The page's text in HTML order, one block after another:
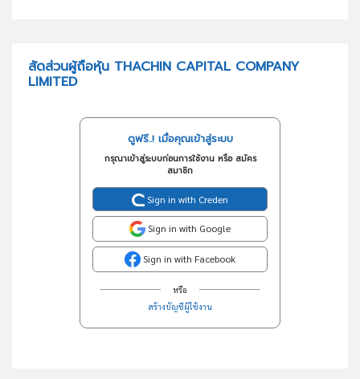
สัดส่วนผู้ถือหุ้น THACHIN CAPITAL COMPANY
LIMITED
ดูฟรี..! เมื่อคุณเข้าสู่ระบบ
กรุณาเข้าสู่ระบบก่อนการใช้งาน หรือ สมัคร
สมาชิก
Sign in with Creden
Sign in with Google
Sign in with Facebook
หรือ
สร้างบัญชีผู้ใช้งาน